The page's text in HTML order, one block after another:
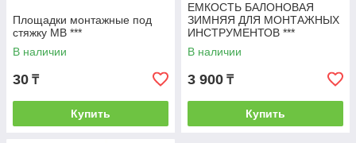
Площадки монтажные под
стяжку МВ ***
В наличии
30 ₸
Купить
ЕМКОСТЬ БАЛОНОВАЯ
ЗИМНЯЯ ДЛЯ МОНТАЖНЫХ
ИНСТРУМЕНТОВ ***
В наличии
3 900 ₸
Купить